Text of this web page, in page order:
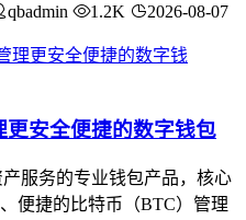
qbadmin 1.2K 2026-08-07
安全便捷的数字钱包
服务的专业钱包产品，核心
便捷的比特币（BTC）管理